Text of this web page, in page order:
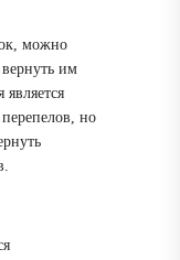
можно
им
но